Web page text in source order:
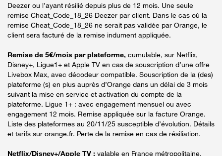
Deezer ou l’ayant résilié depuis plus de 12 mois. Une seule
remise Cheat_Code_18_26 Deezer par client. Dans le cas où la
remise Cheat_Code_18_26 ne serait pas validée par Orange, le
client sera facturé de la remise indument appliquée.
Remise de 5€/mois par plateforme, cumulable, sur Netflix,
Disney+, Ligue1+ et Apple TV en cas de souscription d’une offre
Livebox Max, avec décodeur compatible. Souscription de la (des)
plateforme (s) en plus auprès d’Orange dans un délai de 3 mois
suivant la mise en service et activation du compte de la
plateforme. Ligue 1+ : avec engagement mensuel ou avec
engagement 12 mois. Remise appliquée sur la facture Orange.
Liste des plateformes au 20/11/25 susceptible d’évolution. Détails
et tarifs sur orange.fr. Perte de la remise en cas de résiliation.
Netflix/Disney+/Apple TV : valable en France métropolitaine,